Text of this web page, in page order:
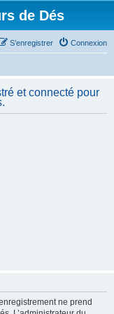
de Dés
Connexion
S’enregistrer
et connecté pour
ne prend